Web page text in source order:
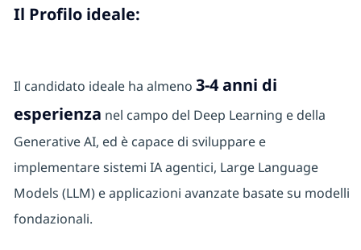
Il Profilo ideale:
Il candidato ideale ha almeno 3-4 anni di
esperienza nel campo del Deep Learning e della
Generative AI, ed è capace di sviluppare e
implementare sistemi IA agentici, Large Language
Models (LLM) e applicazioni avanzate basate su modelli
fondazionali.